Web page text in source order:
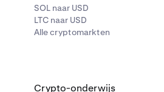
SOL naar USD
LTC naar USD
Alle cryptomarkten
Crypto-onderwijs